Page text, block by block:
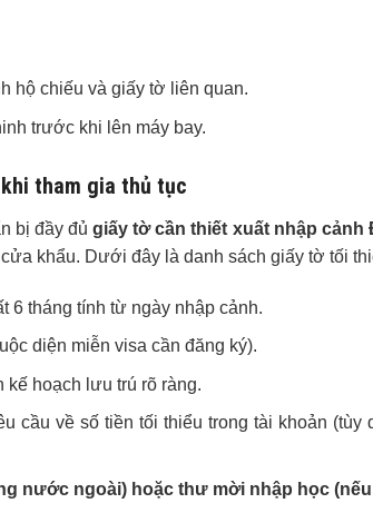
hộ chiếu và giấy tờ liên quan.
trước khi lên máy bay.
tham gia thủ tục
bị đầy đủgiấy tờ cần thiết xuất nhập cảnh
khẩu. Dưới đây là danh sách giấy tờ tối
6 tháng tính từ ngày nhập cảnh.
diện miễn visa cần đăng ký).
kế hoạch lưu trú rõ ràng.
cầu về số tiền tối thiểu trong tài khoản (tùy
nước ngoài) hoặc thư mời nhập học